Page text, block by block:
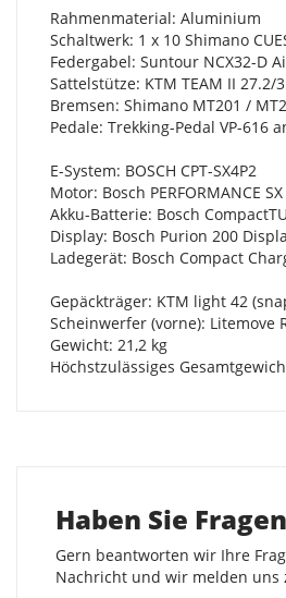
Rahmenmaterial: Aluminium
Schaltwerk: 1 x 10 Shimano
Federgabel: Suntour NCX32-D
Sattelstütze: KTM TEAM II 27.2/
Bremsen: Shimano MT201 /
Pedale: Trekking-Pedal VP-616
E-System: BOSCH CPT-SX4P2
Motor: Bosch PERFORMANCE
Akku-Batterie: Bosch
Display: Bosch Purion 200
Ladegerät: Bosch Compact
Gepäckträger: KTM light 42
Scheinwerfer (vorne): Litemove
Gewicht: 21,2 kg
Höchstzulässiges
Haben Sie
Gern beantworten wir Ihre
Nachricht und wir melden uns